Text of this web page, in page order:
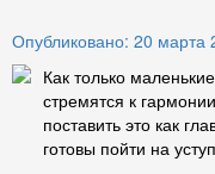
Опубликовано: 20 марта
Как только
стремятся к
поставить это как
готовы пойти на